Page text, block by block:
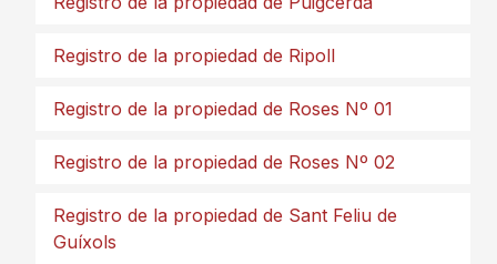
Registro de la propiedad de Ripoll
Registro de la propiedad de Roses Nº 01
Registro de la propiedad de Roses Nº 02
Registro de la propiedad de Sant Feliu de
Guíxols